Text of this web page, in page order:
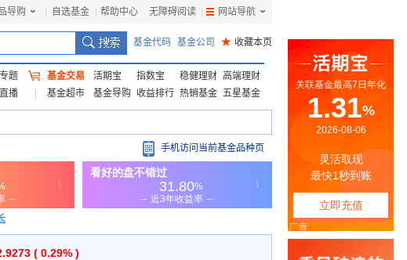
导购 自选基金 帮助中心 无障碍阅读 网站导航
基金代码 基金公司 ★ 收藏本页
专题
直播
基金交易 活期宝 指数宝 稳健理财 高端理财
基金超市
基金导购 收益排行 热销基金 五星基金
手机访问当前基金品种页
( 0.29% )